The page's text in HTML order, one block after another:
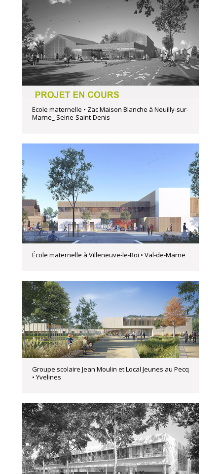
Ecole maternelle • Zac Maison Blanche à Neuilly-sur-
Marne_ Seine-Saint-Denis
École maternelle à Villeneuve-le-Roi • Val-de-Marne
Groupe scolaire Jean Moulin et Local Jeunes au Pecq
• Yvelines